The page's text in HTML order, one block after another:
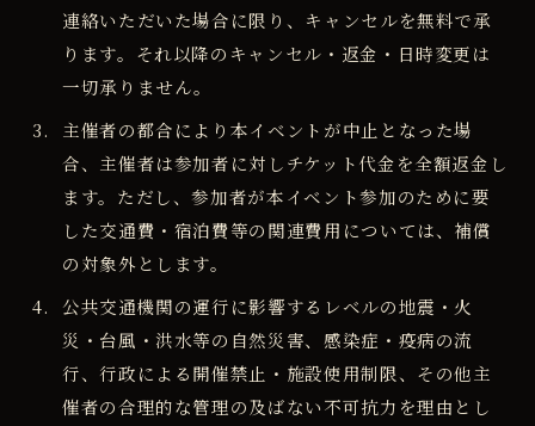
連絡いただいた場合に限り、キャンセルを無料で承
ります。それ以降のキャンセル・返金・日時変更は
一切承りません。
主催者の都合により本イベントが中止となった場
合、主催者は参加者に対しチケット代金を全額返金し
ます。ただし、参加者が本イベント参加のために要
した交通費・宿泊費等の関連費用については、補償
の対象外とします。
公共交通機関の運行に影響するレベルの地震・火
災・台風・洪水等の自然災害、感染症・疫病の流
行、行政による開催禁止・施設使用制限、その他主
催者の合理的な管理の及ばない不可抗力を理由とし